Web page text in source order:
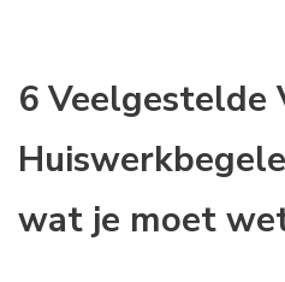
6 Veelgestelde
wat je moet